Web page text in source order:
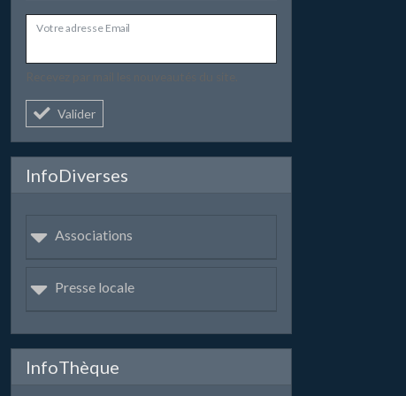
Votre adresse Email
Valider
InfoDiverses
Associations
Presse locale
InfoThèque